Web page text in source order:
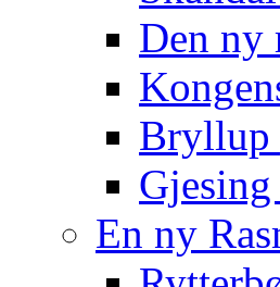
Den ny
Bryllup
En ny